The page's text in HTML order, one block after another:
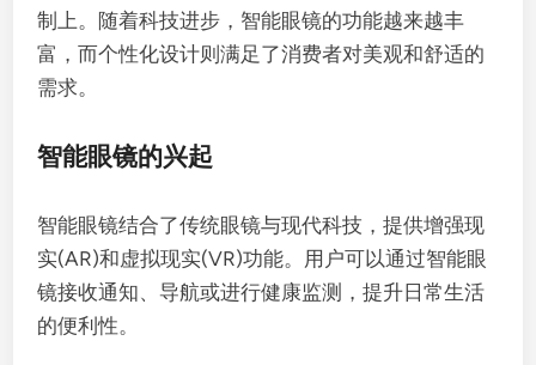
制上。随着科技进步，智能眼镜的功能越来越丰
富，而个性化设计则满足了消费者对美观和舒适的
需求。
智能眼镜的兴起
智能眼镜结合了传统眼镜与现代科技，提供增强现
实(AR)和虚拟现实(VR)功能。用户可以通过智能眼
镜接收通知、导航或进行健康监测，提升日常生活
的便利性。